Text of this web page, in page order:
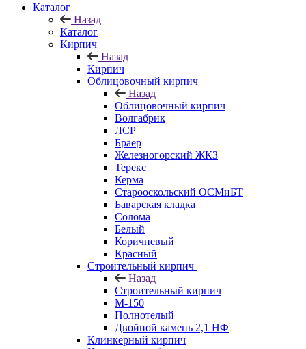
Каталог
Назад
Каталог
Кирпич
Назад
Кирпич
Облицовочный кирпич
Назад
Облицовочный кирпич
Волгабрик
ЛСР
Браер
Железногорский ЖКЗ
Терекс
Керма
Старооскольский ОСМиБТ
Баварская кладка
Солома
Белый
Коричневый
Красный
Строительный кирпич
Назад
Строительный кирпич
М-150
Полнотелый
Двойной камень 2,1 НФ
Клинкерный кирпич